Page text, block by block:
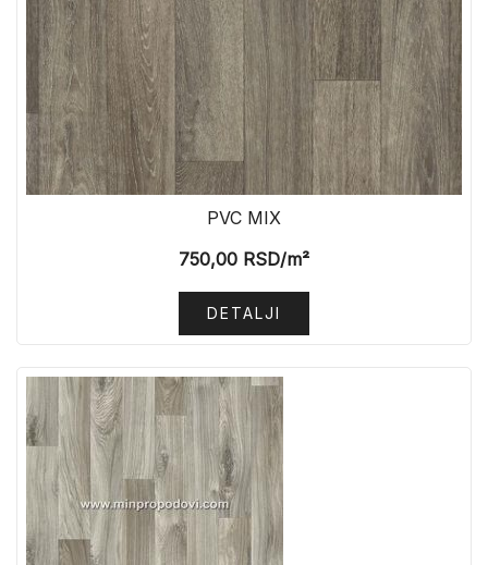
PVC MIX
750,00 RSD/m²
DETALJI